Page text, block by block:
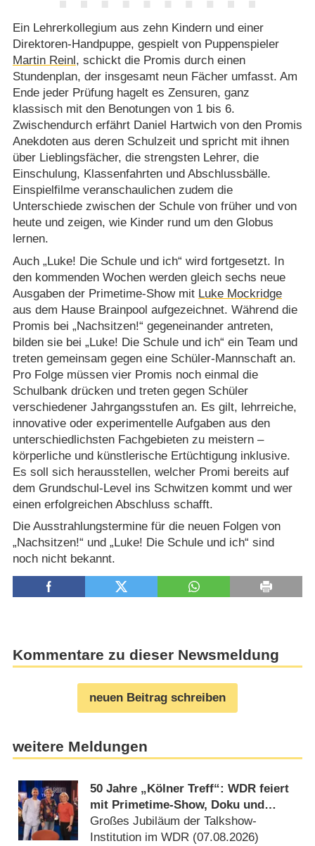
Ein Lehrerkollegium aus zehn Kindern und einer
Direktoren-Handpuppe, gespielt von Puppenspieler
Martin Reinl , schickt die Promis durch einen
Stundenplan, der insgesamt neun Fächer umfasst. Am
Ende jeder Prüfung hagelt es Zensuren, ganz
klassisch mit den Benotungen von 1 bis 6.
Zwischendurch erfährt Daniel Hartwich von den Promis
Anekdoten aus deren Schulzeit und spricht mit ihnen
über Lieblingsfächer, die strengsten Lehrer, die
Einschulung, Klassenfahrten und Abschlussbälle.
Einspielfilme veranschaulichen zudem die
Unterschiede zwischen der Schule von früher und von
heute und zeigen, wie Kinder rund um den Globus
lernen.
Auch „Luke! Die Schule und ich“ wird fortgesetzt. In
den kommenden Wochen werden gleich sechs neue
Ausgaben der Primetime-Show mit Luke Mockridge
aus dem Hause Brainpool aufgezeichnet. Während die
Promis bei „Nachsitzen!“ gegeneinander antreten,
bilden sie bei „Luke! Die Schule und ich“ ein Team und
treten gemeinsam gegen eine Schüler-Mannschaft an.
Pro Folge müssen vier Promis noch einmal die
Schulbank drücken und treten gegen Schüler
verschiedener Jahrgangsstufen an. Es gilt, lehrreiche,
innovative oder experimentelle Aufgaben aus den
unterschiedlichsten Fachgebieten zu meistern –
körperliche und künstlerische Ertüchtigung inklusive.
Es soll sich herausstellen, welcher Promi bereits auf
dem Grundschul-Level ins Schwitzen kommt und wer
einen erfolgreichen Abschluss schafft.
Die Ausstrahlungstermine für die neuen Folgen von
„Nachsitzen!“ und „Luke! Die Schule und ich“ sind
noch nicht bekannt.
Kommentare zu dieser Newsmeldung
neuen Beitrag schreiben
weitere Meldungen
50 Jahre „Kölner Treff“: WDR feiert
mit Primetime-Show, Doku und
Rückblicken
Großes Jubiläum der Talkshow-
Institution im WDR (07.08.2026)